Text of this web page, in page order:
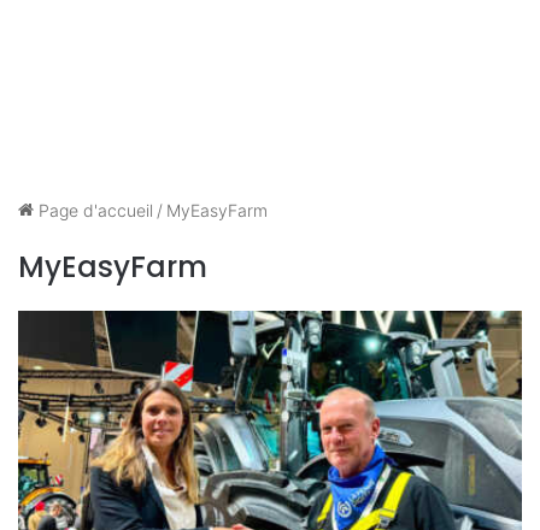
Page d'accueil / MyEasyFarm
MyEasyFarm